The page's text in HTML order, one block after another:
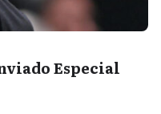
Especial